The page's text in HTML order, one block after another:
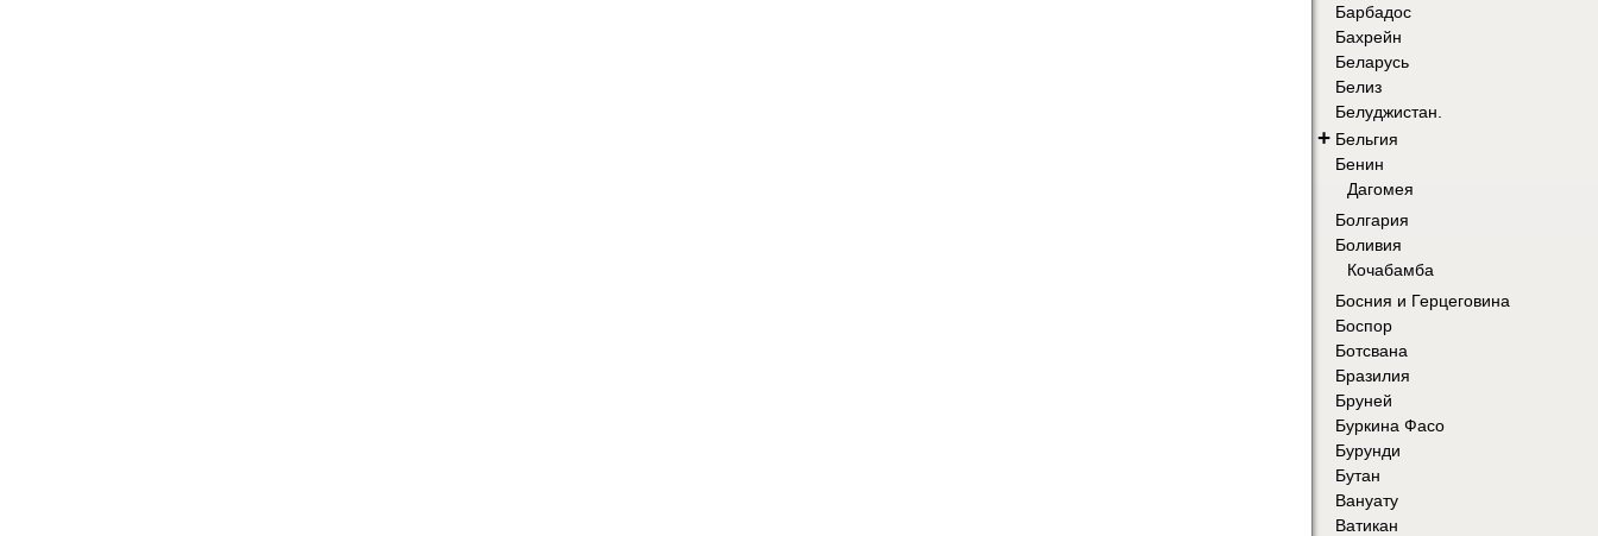
Барбадос
Бахрейн
Беларусь
Белиз
Белуджистан.
+ Бельгия
Бенин
Дагомея
Болгария
Боливия
Кочабамба
Босния и Герцеговина
Боспор
Ботсвана
Бразилия
Бруней
Буркина Фасо
Бурунди
Бутан
Вануату
Ватикан